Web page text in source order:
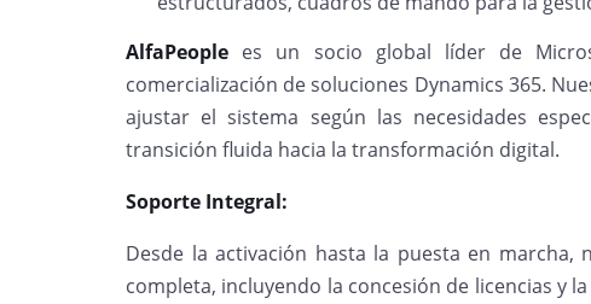
AlfaPeople es un socio global líder de
comercialización de soluciones Dynamics 365.
ajustar el sistema según las necesidades
transición fluida hacia la transformación digital.
Soporte Integral:
Desde la activación hasta la puesta en
completa, incluyendo la concesión de licencias y